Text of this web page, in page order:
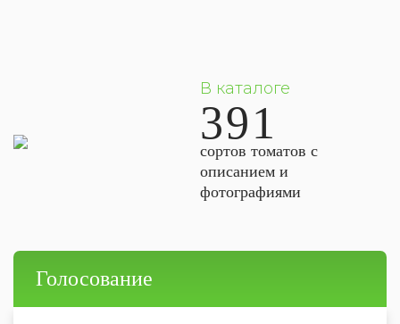
В каталоге
391
сортов томатов с
описанием и
фотографиями
Голосование